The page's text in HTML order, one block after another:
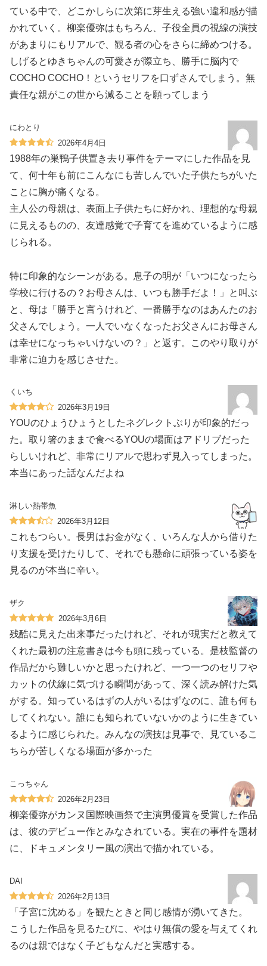
ている中で、どこかしらに次第に芽生える強い違和感が描
かれていく。柳楽優弥はもちろん、子役全員の視線の演技
があまりにもリアルで、観る者の心をさらに締めつける。
しげるとゆきちゃんの可愛さが際立ち、勝手に脳内で
COCHO COCHO！というセリフを口ずさんでしまう。無
責任な親がこの世から減ることを願ってしまう
にわとり
2026年4月4日
1988年の巣鴨子供置き去り事件をテーマにした作品を見
て、何十年も前にこんなにも苦しんでいた子供たちがいた
ことに胸が痛くなる。
主人公の母親は、表面上子供たちに好かれ、理想的な母親
に見えるものの、友達感覚で子育てを進めているように感
じられる。
特に印象的なシーンがある。息子の明が「いつになったら
学校に行けるの？お母さんは、いつも勝手だよ！」と叫ぶ
と、母は「勝手と言うけれど、一番勝手なのはあんたのお
父さんでしょう。一人でいなくなったお父さんにお母さん
は幸せになっちゃいけないの？」と返す。このやり取りが
非常に迫力を感じさせた。
くいち
2026年3月19日
YOUのひょうひょうとしたネグレクトぶりが印象的だっ
た。取り箸のままで食べるYOUの場面はアドリブだった
らしいけれど、非常にリアルで思わず見入ってしまった。
本当にあった話なんだよね
淋しい熱帯魚
2026年3月12日
これもつらい。長男はお金がなく、いろんな人から借りた
り支援を受けたりして、それでも懸命に頑張っている姿を
見るのが本当に辛い。
ザク
2026年3月6日
残酷に見えた出来事だったけれど、それが現実だと教えて
くれた最初の注意書きは今も頭に残っている。是枝監督の
作品だから難しいかと思ったけれど、一つ一つのセリフや
カットの伏線に気づける瞬間があって、深く読み解けた気
がする。知っているはずの人がいるはずなのに、誰も何も
してくれない。誰にも知られていないかのように生きてい
るように感じられた。みんなの演技は見事で、見ているこ
ちらが苦しくなる場面が多かった
こっちゃん
2026年2月23日
柳楽優弥がカンヌ国際映画祭で主演男優賞を受賞した作品
は、彼のデビュー作とみなされている。実在の事件を題材
に、ドキュメンタリー風の演出で描かれている。
DAI
2026年2月13日
「子宮に沈める」を観たときと同じ感情が湧いてきた。
こうした作品を見るたびに、やはり無償の愛を与えてくれ
るのは親ではなく子どもなんだと実感する。